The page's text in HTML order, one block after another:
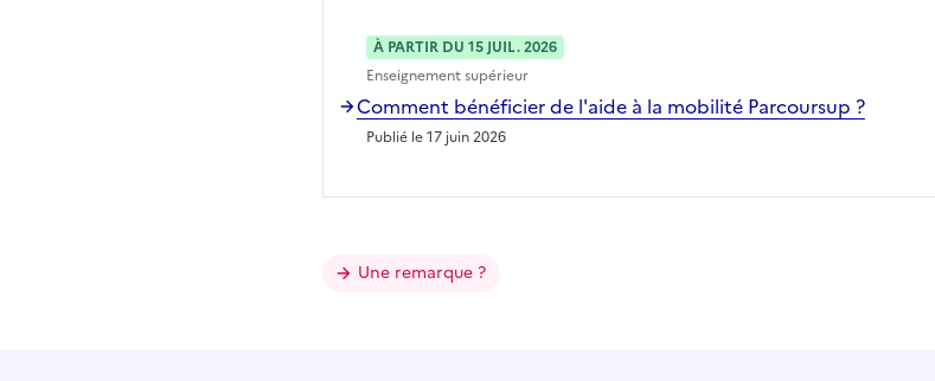
À PARTIR DU 15 JUIL. 2026
Enseignement supérieur
Comment bénéficier de l'aide à la mobilité Parcoursup ?
Publié le 17 juin 2026
Une remarque ?